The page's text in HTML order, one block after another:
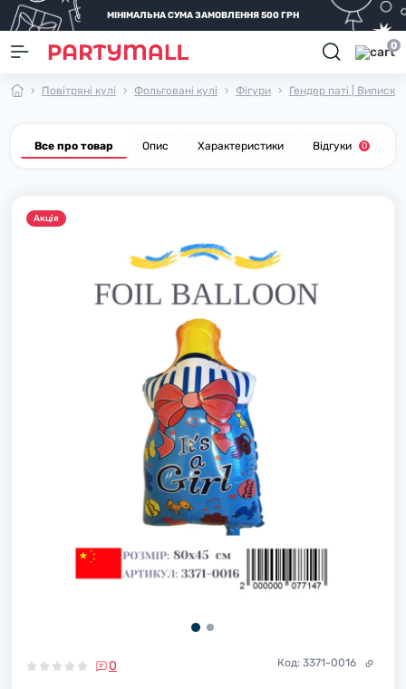
МІНІМАЛЬНА СУМА ЗАМОВЛЕННЯ 500 ГРН
0
Повітряні кулі Фольговані кулі Фігури Гендер паті |
Все про товар Опис Характеристики Відгуки 0
Акцiя
0 Код: 3371-0016